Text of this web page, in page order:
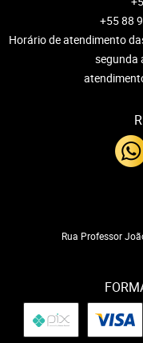
+55 88
Horário de atendimento
segunda
Rua Professor